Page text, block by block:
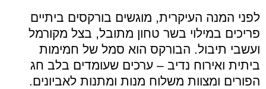
לפני המנה העיקרית, מוגשים בורקסים ביתיים
פריכים במילוי בשר טחון מתובל, בצל מקורמל
ועשבי תיבול. הבורקס הוא סמל של חמימות
ביתית ואירוח נדיב – ערכים שעומדים בלב חג
הפורים ומצוות משלוח מנות ומתנות לאביונים.